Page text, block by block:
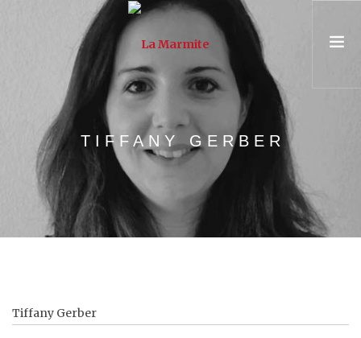
PRÉSENTATION
ASSOCIATION & ÉQUIPE
PARCOURS
UNIVERSITÉ POPULAIRE
CONSEIL & FORMATION
TIFFANY GERBER
Tiffany Gerber